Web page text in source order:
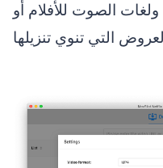
الصوت للأفلام أو